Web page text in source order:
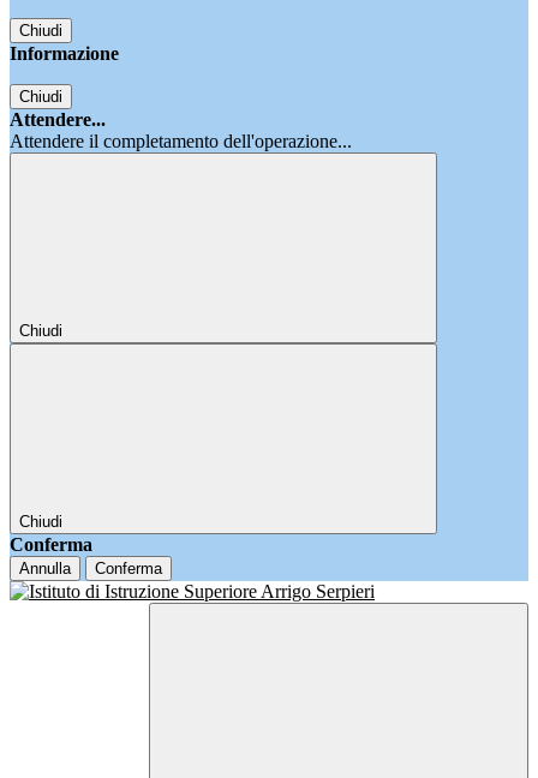
Chiudi
Informazione
Chiudi
Attendere...
Attendere il completamento dell'operazione...
Chiudi
Chiudi
Conferma
Annulla Conferma